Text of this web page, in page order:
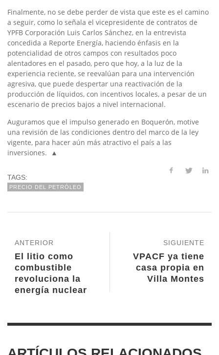
Finalmente, no se debe perder de vista que este es el camino
a seguir, como lo señala el vicepresidente de contratos de
YPFB Corporación Luis Carlos Sánchez, en la entrevista
concedida a Reporte Energía, haciendo énfasis en la
potencialidad de otros campos con resultados poco
alentadores en el pasado, pero que hoy, a la luz de la
experiencia reciente, se reevalúan para una intervención
agresiva, que puede despertar una reactivación de la
producción de líquidos, con incentivos locales, a pesar de un
escenario de precios bajos a nivel internacional.
Auguramos que el impulso generado en Boquerón, motive
una revisión de las condiciones dentro del marco de la ley
vigente, para hacer aún más atractivo el país a las
inversiones. ▲
TAGS:
PRECIO DEL PETRÓLEO
SIGUIENTE
VPACF ya tiene
casa propia en
Villa Montes
ANTERIOR
El litio como
combustible
revoluciona la
energía nuclear